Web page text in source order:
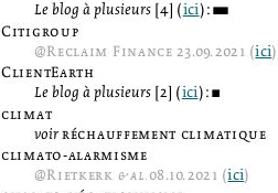
Le blog à plusieurs [4] (ici):3
Citigroup
@Reclaim Finance 23.09.2021 (ici)
ClientEarth
Le blog à plusieurs [2] (ici):2
climat
voirréchauffement climatique
climato-alarmisme
@Rietkerk & al.08.10.2021 (ici)